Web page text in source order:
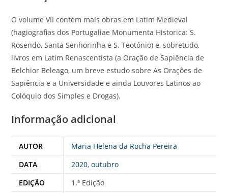
O volume VII contém mais obras em Latim Medieval
(hagiografias dos Portugaliae Monumenta Historica: S.
Rosendo, Santa Senhorinha e S. Teotónio) e, sobretudo,
livros em Latim Renascentista (a Oração de Sapiência de
Belchior Beleago, um breve estudo sobre As Orações de
Sapiência e a Universidade e ainda Louvores Latinos ao
Colóquio dos Simples e Drogas).
Informação adicional
AUTOR
Maria Helena da Rocha Pereira
DATA
2020,outubro
EDIÇÃO
1.ª Edição